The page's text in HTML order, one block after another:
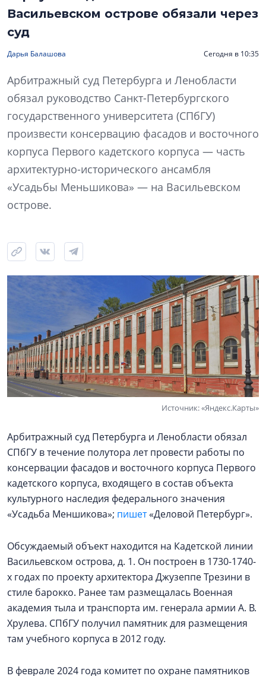
Васильевском острове обязали через
суд
Дарья Балашова Сегодня в 10:35
Арбитражный суд Петербурга и Ленобласти
обязал руководство Санкт-Петербургского
государственного университета (СПбГУ)
произвести консервацию фасадов и восточного
корпуса Первого кадетского корпуса — часть
архитектурно-исторического ансамбля
«Усадьбы Меньшикова» — на Васильевском
острове.
Источник: «Яндекс.Карты»
Арбитражный суд Петербурга и Ленобласти обязал
СПбГУ в течение полутора лет провести работы по
консервации фасадов и восточного корпуса Первого
кадетского корпуса, входящего в состав объекта
культурного наследия федерального значения
«Усадьба Меншикова»; пишет«Деловой Петербург».
Обсуждаемый объект находится на Кадетской линии
Васильевском острова, д. 1. Он построен в 1730-1740-
х годах по проекту архитектора Джузеппе Трезини в
стиле барокко. Ранее там размещалась Военная
академия тыла и транспорта им. генерала армии А. В.
Хрулева. СПбГУ получил памятник для размещения
там учебного корпуса в 2012 году.
В феврале 2024 года комитет по охране памятников